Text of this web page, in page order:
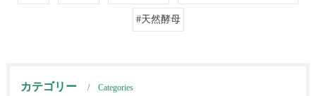
#天然酵母
カテゴリー Categories